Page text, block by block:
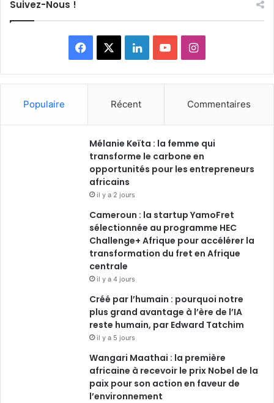
Suivez-Nous !
Facebook LinkedinYouTubeInstagram
Populaire Récent Commentaires
Mélanie Keïta : la femme qui
transforme le carbone en
opportunités pour les entrepreneurs
africains
il y a 2 jours
Cameroun : la startup YamoFret
sélectionnée au programme HEC
Challenge+ Afrique pour accélérer la
transformation du fret en Afrique
centrale
il y a 4 jours
Créé par l’humain : pourquoi notre
plus grand avantage à l’ère de l’IA
reste humain, par Edward Tatchim
il y a 5 jours
Wangari Maathai : la première
africaine à recevoir le prix Nobel de la
paix pour son action en faveur de
l’environnement